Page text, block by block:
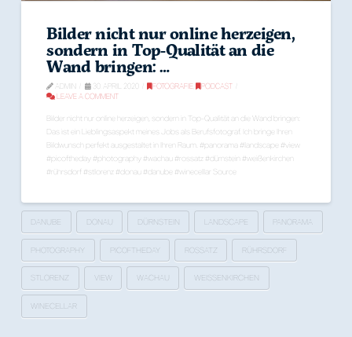
Bilder nicht nur online herzeigen,
sondern in Top-Qualität an die
Wand bringen: …
ADMIN 30. APRIL 2020 FOTOGRAFIE ,
PODCAST
LEAVE A COMMENT
Bilder nicht nur online herzeigen, sondern in Top-Qualität an die Wand bringen:
Das ist ein Lieblingsaspekt meines Jobs als Berufsfotograf. Ich bringe Ihren
Bildwunsch perfekt ausgestaltet in Ihren Raum. #panorama #landscape #view
#picoftheday #photography #wachau #rossatz #dürnstein #weißenkirchen
#rührsdorf #stlorenz #donau #danube #winecellar Source
DANUBE DONAU DÜRNSTEIN LANDSCAPE PANORAMA
PHOTOGRAPHY PICOFTHEDAY ROSSATZ RÜHRSDORF
STLORENZ VIEW WACHAU WEISSENKIRCHEN
WINECELLAR